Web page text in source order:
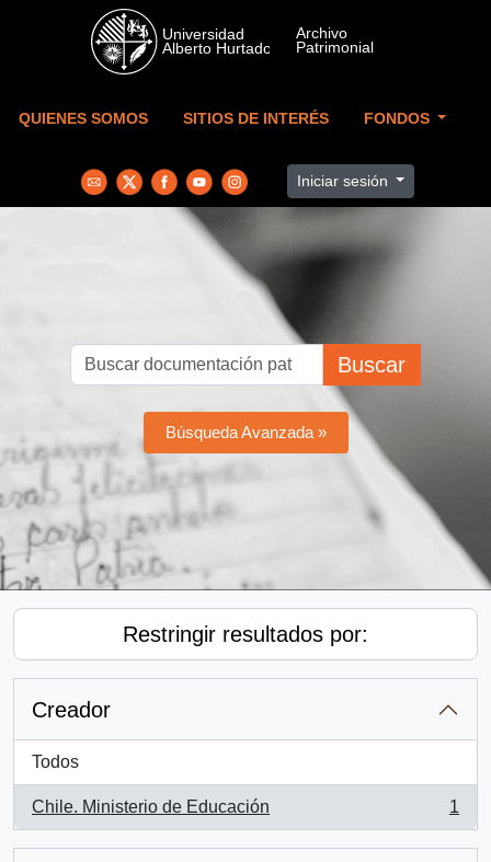
Skip to main content
QUIENES SOMOS SITIOS DE INTERÉS FONDOS
Iniciar sesión
Buscar
Búsqueda Avanzada »
Restringir resultados por:
Creador
Todos
Chile. Ministerio de Educación
, 1 resultados
1